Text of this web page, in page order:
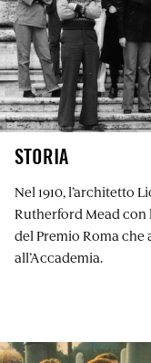
STORIA
Nel 1910, l’architetto
Rutherford Mead con
del Premio Roma
all’Accademia.